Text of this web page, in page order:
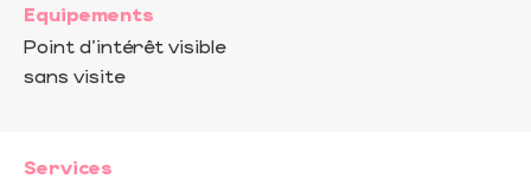
Equipements
Point d'intérêt visible
sans visite
Services